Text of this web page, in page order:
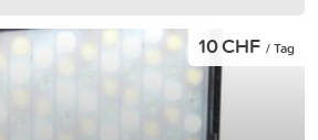
10 CHF / Tag